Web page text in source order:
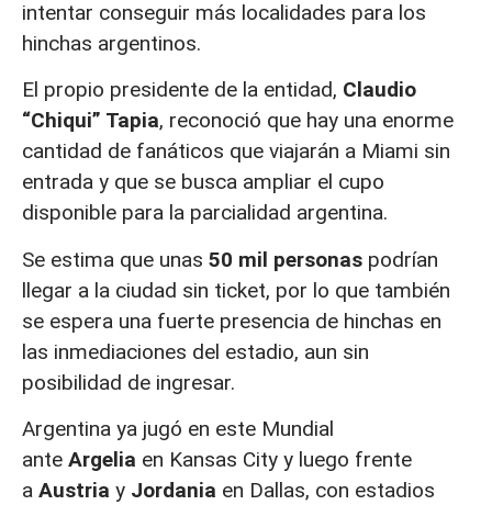
intentar conseguir más localidades para los
hinchas argentinos.
El propio presidente de la entidad, Claudio
“Chiqui” Tapia, reconoció que hay una enorme
cantidad de fanáticos que viajarán a Miami sin
entrada y que se busca ampliar el cupo
disponible para la parcialidad argentina.
Se estima que unas 50 mil personas podrían
llegar a la ciudad sin ticket, por lo que también
se espera una fuerte presencia de hinchas en
las inmediaciones del estadio, aun sin
posibilidad de ingresar.
Argentina ya jugó en este Mundial
ante Argelia en Kansas City y luego frente
a Austria y Jordania en Dallas, con estadios